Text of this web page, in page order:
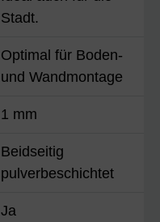
Stadt.
Optimal für Boden-
und Wandmontage
1 mm
Beidseitig
pulverbeschichtet
Ja